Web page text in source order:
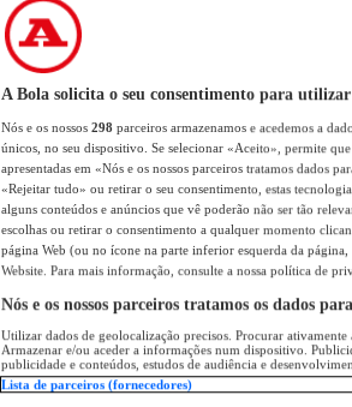
A Bola solicita o seu consentimento para utilizar
Nós e os nossos 298 parceiros armazenamos e acedemos a
únicos, no seu dispositivo. Se selecionar «Aceito», permite
apresentadas em «Nós e os nossos parceiros tratamos dados
«Rejeitar tudo» ou retirar o seu consentimento, estas
alguns conteúdos e anúncios que vê poderão não ser tão
escolhas ou retirar o consentimento a qualquer momento
página Web (ou no ícone na parte inferior esquerda da página,
Website. Para mais informação, consulte a nossa política de
Nós e os nossos parceiros tratamos os dados
Utilizar dados de geolocalização precisos. Procurar
Armazenar e/ou aceder a informações num dispositivo.
publicidade e conteúdos, estudos de audiência e
Lista de parceiros (fornecedores)